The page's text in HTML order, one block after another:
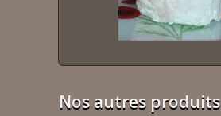
Nos autres produits